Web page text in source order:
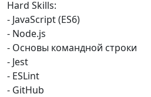
Hard Skills:
- JavaScript (ES6)
- Node.js
- Основы командной строки
- Jest
- ESLint
- GitHub